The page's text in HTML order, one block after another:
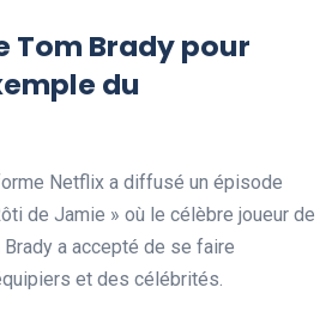
Tom Brady pour
du
Netflix a diffusé un épisode
de Jamie » où le célèbre joueur de
a accepté de se faire
et des célébrités.